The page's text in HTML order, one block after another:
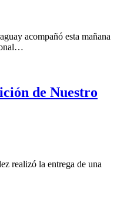
acompañó esta mañana
de Nuestro
realizó la entrega de una